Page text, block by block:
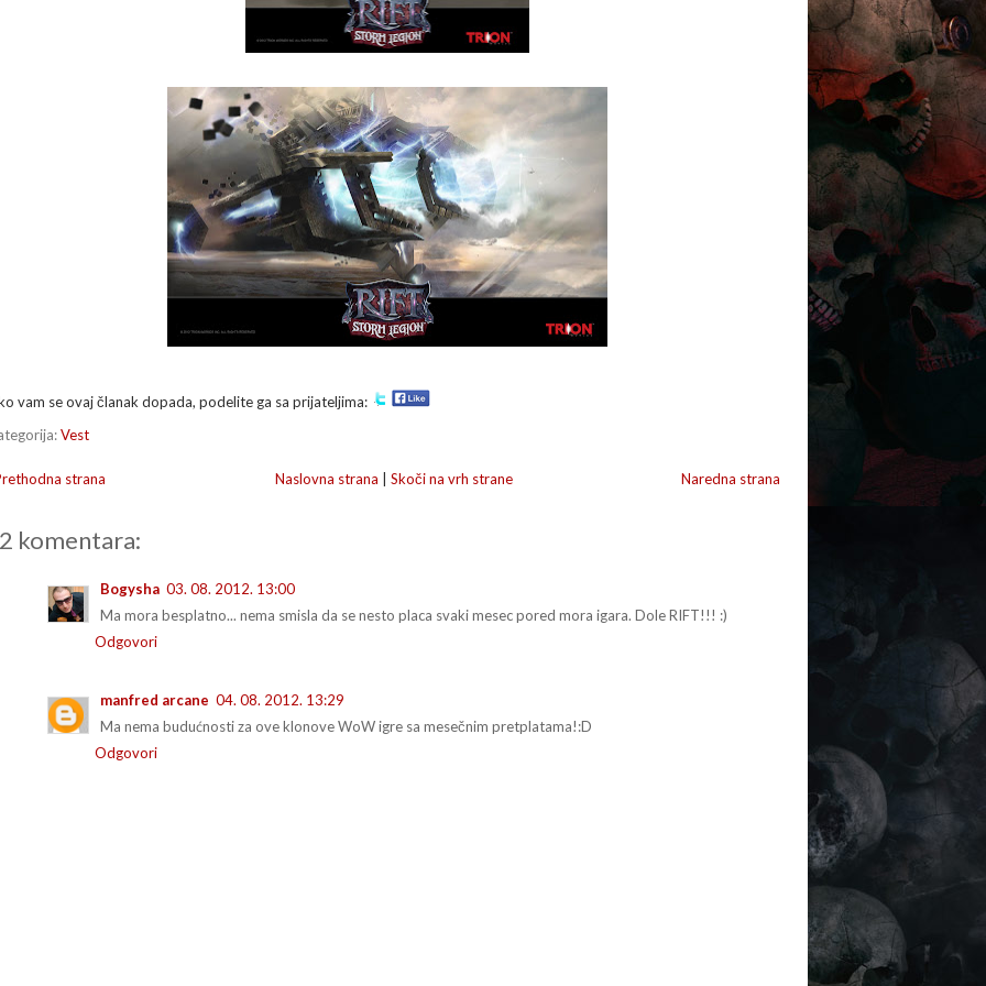
vam se ovaj članak dopada, podelite ga sa prijateljima:
Vest
Naredna strana
strana Naslovna strana Skoči na vrh strane
2 komentara:
Bogysha 03. 08. 2012. 13:00
Ma mora besplatno... nema smisla da se nesto placa svaki mesec pored mora igara. Dole RIFT!!! :)
Odgovori
manfred arcane 04. 08. 2012. 13:29
Ma nema budućnosti za ove klonove WoW igre sa mesečnim pretplatama!:D
Odgovori